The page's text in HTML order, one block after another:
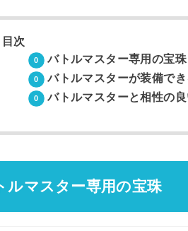
目次
バトルマスター専用の宝珠
バトルマスターが装備で
バトルマスターと相性の
ルマスター専用の宝珠